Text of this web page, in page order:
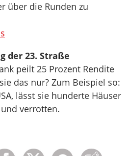
über die Runden zu
der 23. Straße
peilt 25 Prozent Rendite
das nur? Zum Beispiel so:
lässt sie hunderte Häuser
verrotten.